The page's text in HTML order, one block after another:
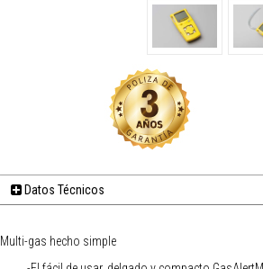
Datos Técnicos
Multi-gas hecho simple